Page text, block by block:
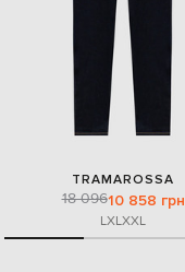
TRAMAROSSA
18 09610 858 грн
LXLXXL